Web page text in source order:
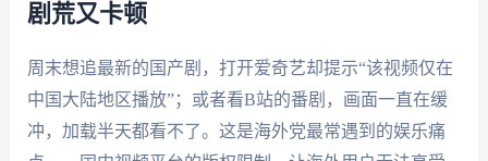
剧荒又卡顿
周末想追最新的国产剧，打开爱奇艺却提示“该视频仅在
中国大陆地区播放”；或者看B站的番剧，画面一直在缓
冲，加载半天都看不了。这是海外党最常遇到的娱乐痛